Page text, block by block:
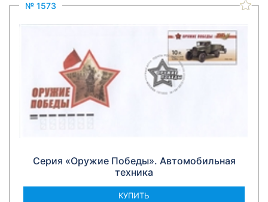
№ 1573
Серия «Оружие Победы». Автомобильная
техника
КУПИТЬ